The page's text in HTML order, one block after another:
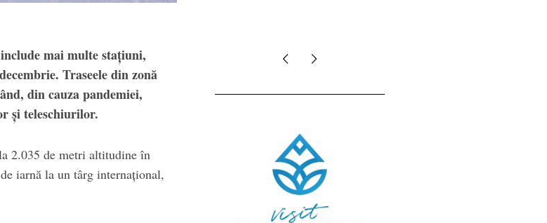
mai multe stațiuni,
Traseele din zonă
din cauza pandemiei,
și teleschiurilor.
2.035 de metri altitudine în
iarnă la un târg internațional,